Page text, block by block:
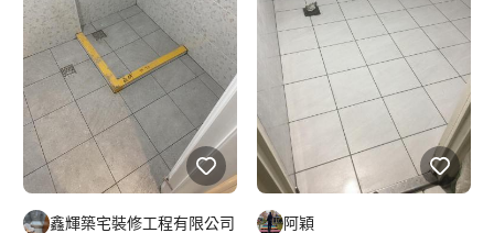
鑫輝築宅裝修工程有限公司 阿穎